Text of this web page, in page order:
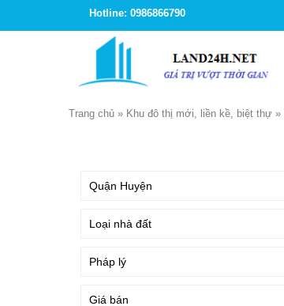
Hotline: 0986866790
Trang chủ » Khu đô thị mới, liền kề, biệt thự »